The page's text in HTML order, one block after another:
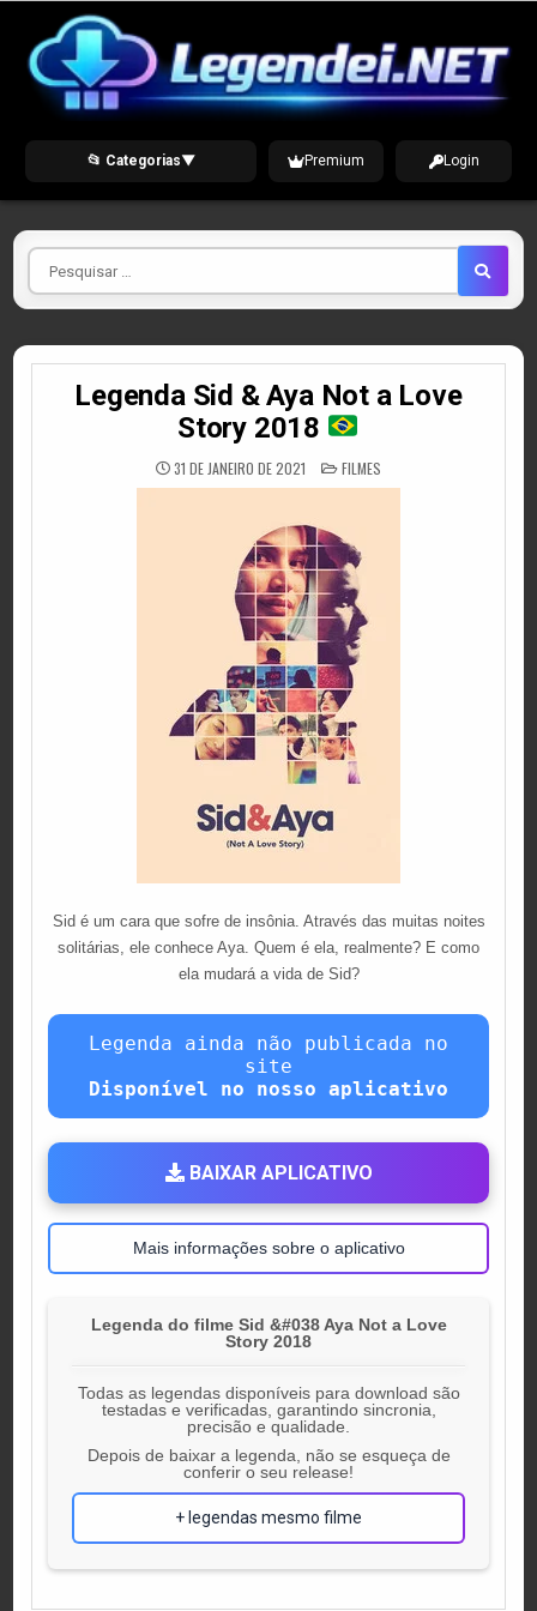
content
📂 Categorias▼ Premium Login
Pesquisar
por
Legenda Sid & Aya Not a Love
Story 2018
31 DE JANEIRO DE 2021 POSTED
IN
FILMES
Sid é um cara que sofre de insônia. Através das muitas noites
solitárias, ele conhece Aya. Quem é ela, realmente? E como
ela mudará a vida de Sid?
Legenda ainda não publicada no
site
Disponível no nosso aplicativo
BAIXAR APLICATIVO
Mais informações sobre o aplicativo
Legenda do filme Sid &#038 Aya Not a Love
Story 2018
Todas as legendas disponíveis para download são
testadas e verificadas, garantindo sincronia,
precisão e qualidade.
Depois de baixar a legenda, não se esqueça de
conferir o seu release!
+ legendas mesmo filme